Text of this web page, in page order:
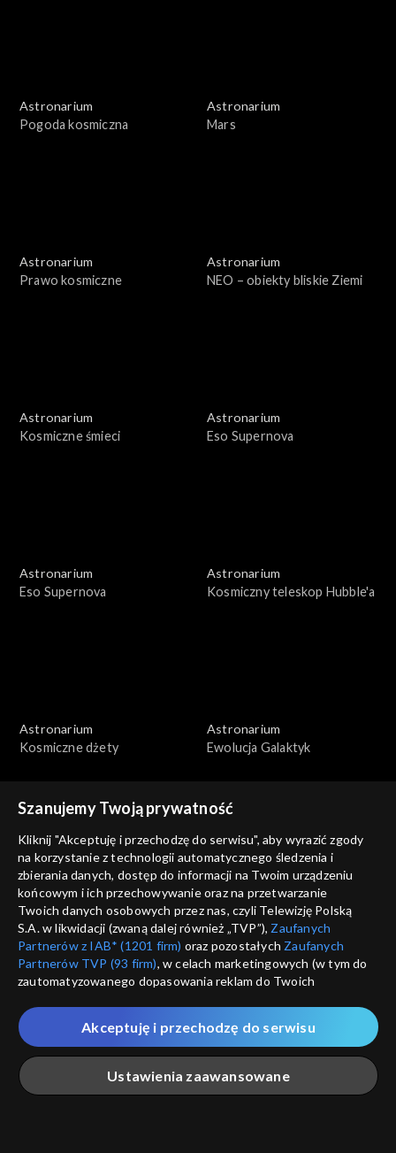
Astronarium
Pogoda kosmiczna
Astronarium
Mars
Astronarium
Prawo kosmiczne
Astronarium
NEO – obiekty bliskie Ziemi
Astronarium
Kosmiczne śmieci
Astronarium
Eso Supernova
Astronarium
Eso Supernova
Astronarium
Kosmiczny teleskop Hubble'a
Astronarium
Kosmiczne dżety
Astronarium
Ewolucja Galaktyk
Astronarium
Kosmiczne masery
Astronarium
Supernowe
Astronarium
Planety karłowate
Astronarium
Planetoidy
Szanujemy Twoją prywatność
Kliknij "Akceptuję i przechodzę do serwisu", aby wyrazić zgody
na korzystanie z technologii automatycznego śledzenia i
zbierania danych, dostęp do informacji na Twoim urządzeniu
końcowym i ich przechowywanie oraz na przetwarzanie
Twoich danych osobowych przez nas, czyli Telewizję Polską
S.A. w likwidacji (zwaną dalej również „TVP”), Zaufanych
Partnerów z IAB* (1201 firm) oraz pozostałych Zaufanych
Partnerów TVP (93 firm), w celach marketingowych (w tym do
zautomatyzowanego dopasowania reklam do Twoich
które wskazujemy poniżej, a także zgody na udostępnianie
przez nas identyfikatora PPID do Google.
Twoje dane osobowe zbierane podczas odwiedzania przez
Ciebie naszych
poszczególnych serwisówzwanych dalej
„Portalem”, w tym informacje zapisywane za pomocą
Ustawienia zaawansowane
Akceptuję i przechodzę do serwisu